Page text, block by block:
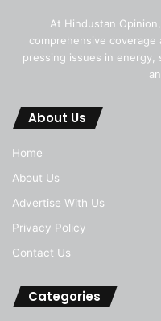
At Hindustan
comprehensive
pressing issues in energy,
About Us
Home
About Us
Advertise With Us
Privacy Policy
Contact Us
Categories